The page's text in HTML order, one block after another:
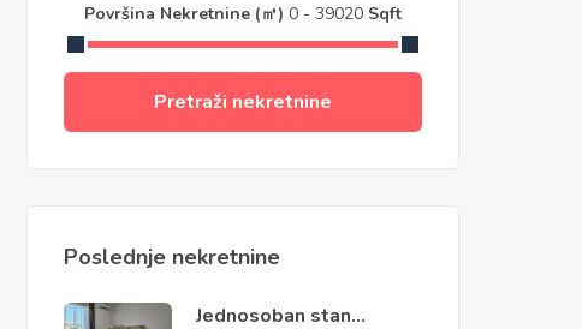
Površina Nekretnine (㎡) 0 - 39020 Sqft
Pretraži nekretnine
Poslednje nekretnine
Jednosoban stan